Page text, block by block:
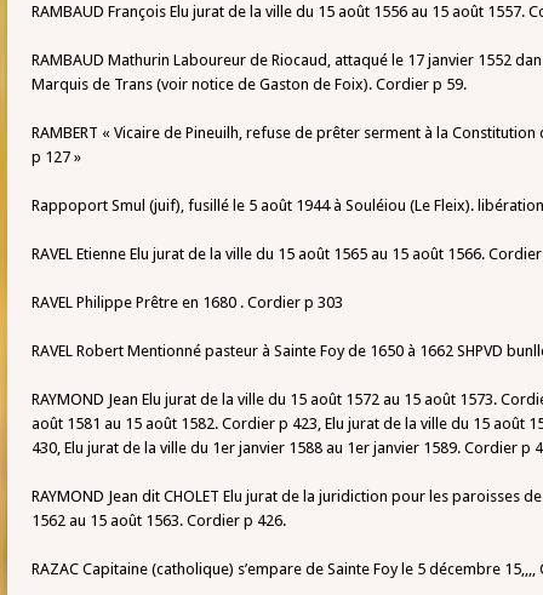
RAMBAUD François Elu jurat de la ville du 15 août 1556 au 15 août 1557.
RAMBAUD Mathurin Laboureur de Riocaud, attaqué le 17 janvier 1552
Marquis de Trans (voir notice de Gaston de Foix). Cordier p 59.
RAMBERT « Vicaire de Pineuilh, refuse de prêter serment à la
p 127 »
Rappoport Smul (juif), fusillé le 5 août 1944 à Souléiou (Le Fleix). libération
RAVEL Etienne Elu jurat de la ville du 15 août 1565 au 15 août 1566.
RAVEL Philippe Prêtre en 1680 . Cordier p 303
RAVEL Robert Mentionné pasteur à Sainte Foy de 1650 à 1662 SHPVD
RAYMOND Jean Elu jurat de la ville du 15 août 1572 au 15 août 1573.
août 1581 au 15 août 1582. Cordier p 423, Elu jurat de la ville du 15 août
430, Elu jurat de la ville du 1er janvier 1588 au 1er janvier 1589. Cordier p
RAYMOND Jean dit CHOLET Elu jurat de la juridiction pour les paroisses
1562 au 15 août 1563. Cordier p 426.
RAZAC Capitaine (catholique) s’empare de Sainte Foy le 5 décembre